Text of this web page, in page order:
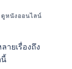
ดูหนังออนไลน์
ายเรื่องถึง
นี้